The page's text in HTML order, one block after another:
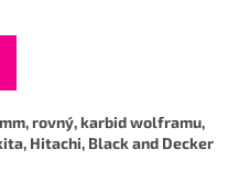
rovný, karbid wolframu,
Hitachi, Black and Decker